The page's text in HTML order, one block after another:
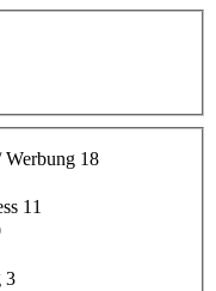
18
11
3